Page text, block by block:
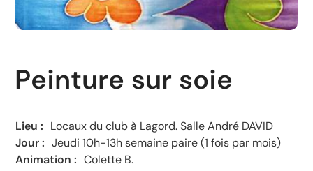
Peinture sur soie
Lieu : Locaux du club à Lagord. Salle André DAVID
Jour : Jeudi 10h-13h semaine paire (1 fois par mois)
Animation : Colette B.